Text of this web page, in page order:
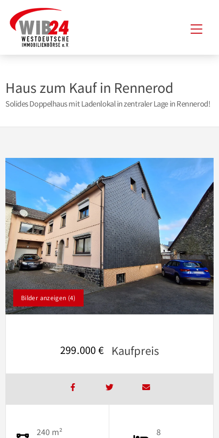
Inhalt
springen
Haus zum Kauf in Rennerod
Solides Doppelhaus mit Ladenlokal in zentraler Lage in Rennerod!
Bilder anzeigen (4)
299.000 € Kaufpreis
240 m² 8